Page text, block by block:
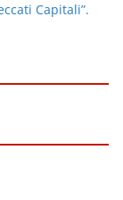
Capitali”.